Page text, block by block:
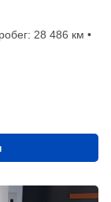
28 486 км •